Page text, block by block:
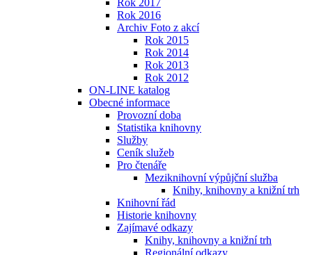
Rok 2017
Rok 2016
Archiv Foto z akcí
Rok 2015
Rok 2014
Rok 2013
Rok 2012
ON-LINE katalog
Obecné informace
Provozní doba
Statistika knihovny
Služby
Ceník služeb
Pro čtenáře
Meziknihovní výpůjční služba
Knihy, knihovny a knižní trh
Knihovní řád
Historie knihovny
Zajímavé odkazy
Knihy, knihovny a knižní trh
Regionální odkazy